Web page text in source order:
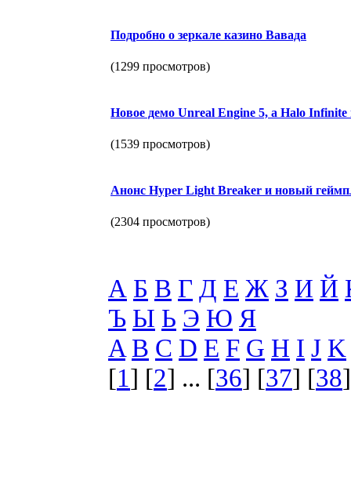
Подробно о зеркале казино Вавада
(1299 просмотров)
Новое демо Unreal Engine 5, а Halo Infinite
(1539 просмотров)
Анонс Hyper Light Breaker и новый
(2304 просмотров)
А Б В Г Д Е Ж З И Й
Ъ Ы Ь Э Ю Я
A B C D E F G H I J K
[1] [2] ... [36] [37] [38